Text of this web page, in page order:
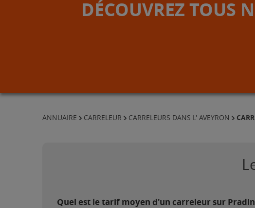
DÉCOUVREZ TOUS
ANNUAIRE CARRELEUR CARRELEURS DANS L' AVEYRON
Quel est le tarif moyen d'un carreleur sur